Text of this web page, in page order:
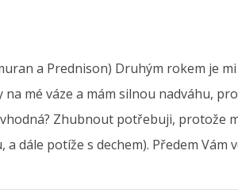
a Prednison) Druhým rokem je
mé váze a mám silnou nadváhu,
Zhubnout potřebuji, protože
dále potíže s dechem). Předem Vám